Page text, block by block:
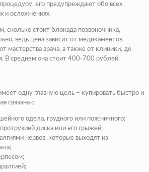
его предупреждают обо всех
и осложнениях.
сколько стоит блокада позвоночника,
ведь цена зависит от медикаментов,
мастерства врача, а также от клиники, де
В среднем она стоит 400-700 рублей.
одну главную цель – купировать быстро и
связана с:
одела, грудного или поясничного;
диска или его грыжей;
нервов, которые выходят из